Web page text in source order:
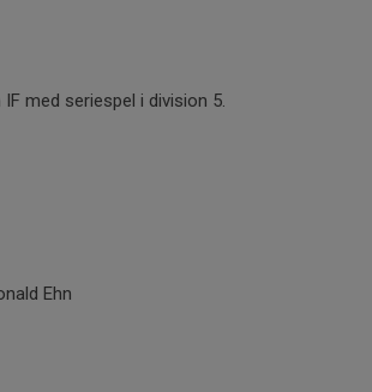
med seriespel i division 5.
Ehn